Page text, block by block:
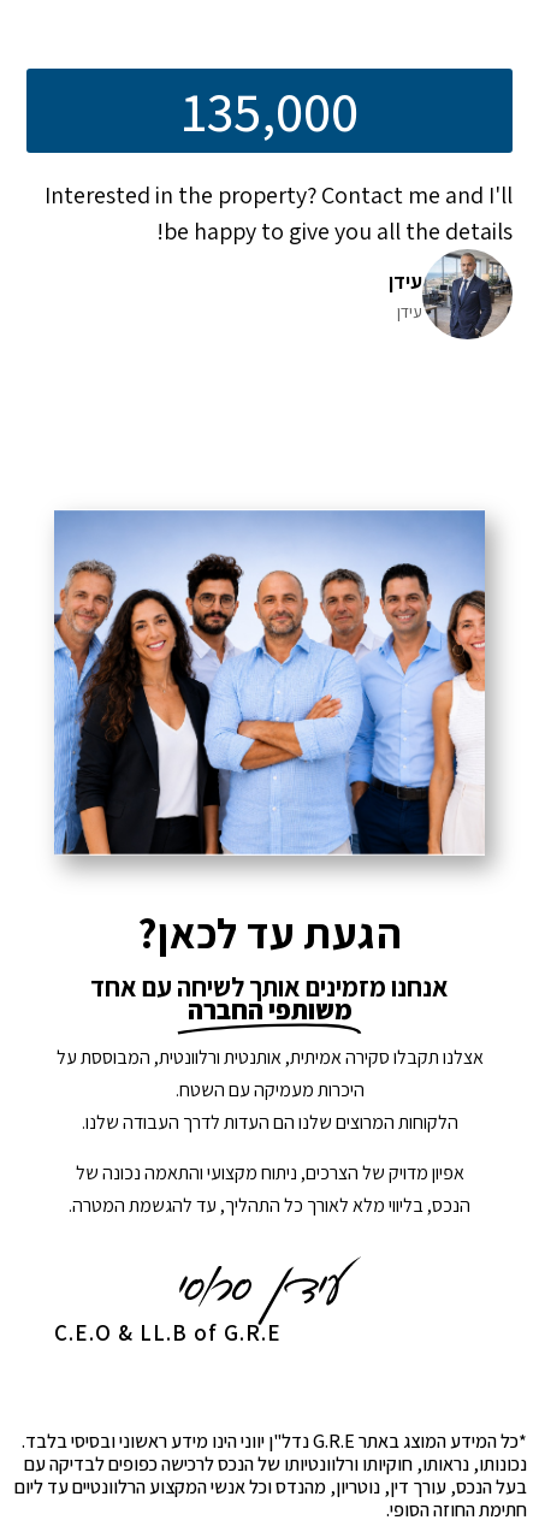
135,000
Interested in the property? Contact me and I'll
be happy to give you all the details!
עידן
עידן
הגעת עד לכאן?
אנחנו מזמינים אותך לשיחה עם אחד
משותפי החברה
אצלנו תקבלו סקירה אמיתית, אותנטית ורלוונטית, המבוססת על
היכרות מעמיקה עם השטח.
הלקוחות המרוצים שלנו הם העדות לדרך העבודה שלנו.
אפיון מדויק של הצרכים, ניתוח מקצועי והתאמה נכונה של
הנכס, בליווי מלא לאורך כל התהליך, עד להגשמת המטרה.
C.E.O & LL.B of G.R.E
*כל המידע המוצג באתר G.R.E נדל"ן יווני הינו מידע ראשוני ובסיסי בלבד.
נכונותו, נראותו, חוקיותו ורלוונטיותו של הנכס לרכישה כפופים לבדיקה עם
בעל הנכס, עורך דין, נוטריון, מהנדס וכל אנשי המקצוע הרלוונטיים עד ליום
חתימת החוזה הסופי.